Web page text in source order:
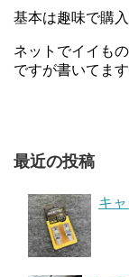
基本は趣味で購
ネットでイイも
ですが書いてます
最近の投稿
キ